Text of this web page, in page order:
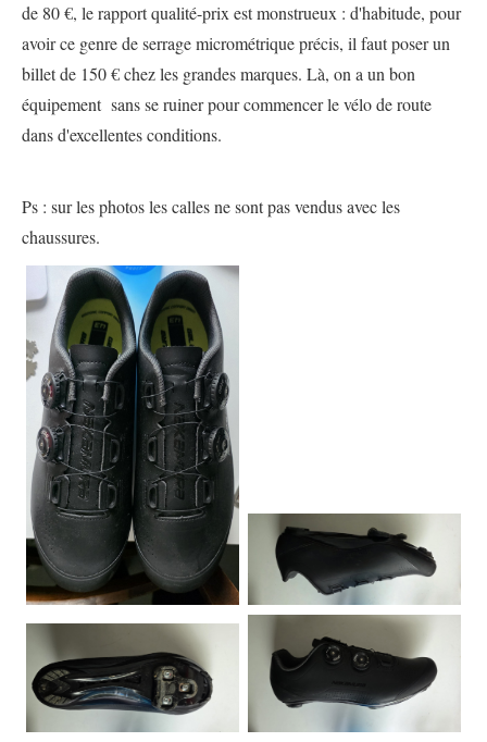
de 80 €, le rapport qualité-prix est monstrueux : d'habitude, pour
avoir ce genre de serrage micrométrique précis, il faut poser un
billet de 150 € chez les grandes marques. Là, on a un bon
équipement sans se ruiner pour commencer le vélo de route
dans d'excellentes conditions.
Ps : sur les photos les calles ne sont pas vendus avec les
chaussures.